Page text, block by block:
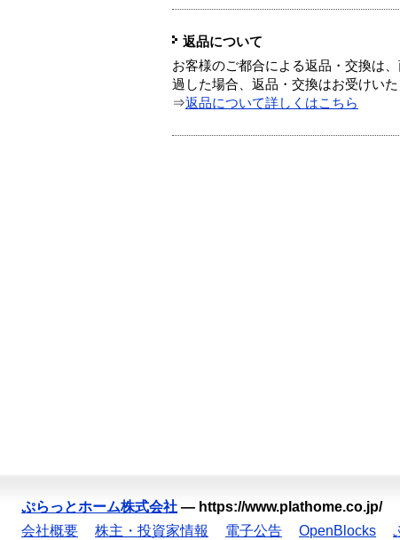
返品について
お客様のご都合による返品・交換は
過した場合、返品・交換はお受けいた
⇒返品について詳しくはこちら
ぷらっとホーム株式会社 — https://www.plathome.co.jp/
会社概要
株主・投資家情報 電子公告 OpenBlocks